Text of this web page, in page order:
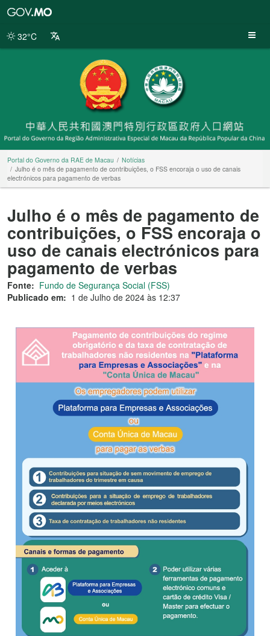
da
32°C
Portal do Governo da RAE de Macau
Notícias
Julho é o mês de pagamento de contribuições, o FSS encoraja o uso de canais
electrónicos para pagamento de verbas
Julho é o mês de pagamento de
contribuições, o FSS encoraja o
uso de canais electrónicos para
pagamento de verbas
Fonte: Fundo de Segurança Social (FSS)
Publicado em: 1 de Julho de 2024 às 12:37